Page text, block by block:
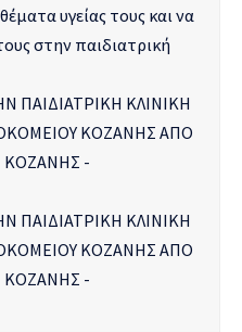
υγείας τους και να
στην παιδιατρική